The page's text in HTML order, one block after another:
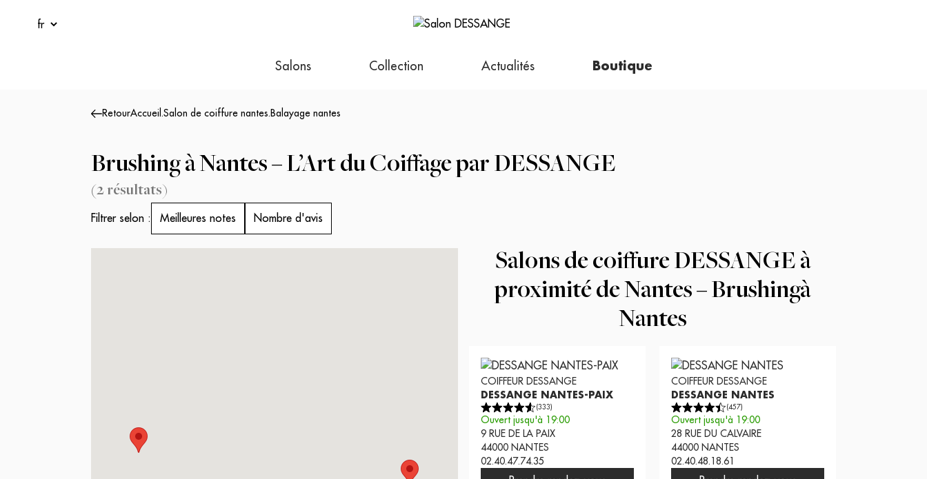
Salons Collection Actualités Boutique
RetourAccueil .Salon de coiffure nantes. Balayage nantes
Brushing à Nantes – L’Art du Coiffage par DESSANGE
(2 résultats)
Filtrer selon : Meilleures notes Nombre d'avis
Salons de coiffure DESSANGE à
proximité de Nantes – Brushingà
Nantes
COIFFEUR DESSANGE
DESSANGE NANTES-PAIX
(333)
Ouvert jusqu'à 19:00
9 RUE DE LA PAIX
44000 NANTES
02.40.47.74.35
COIFFEUR DESSANGE
DESSANGE NANTES
(457)
Ouvert jusqu'à 19:00
28 RUE DU CALVAIRE
44000 NANTES
02.40.48.18.61